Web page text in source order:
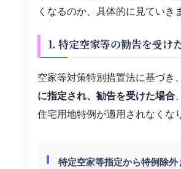
くなるのか、具体的に見ていき
1. 特定空家等の勧告を受け
空家等対策特別措置法に基づき、
に指定され、勧告を受けた場合
住宅用地特例が適用されなくな
特定空家等指定から特例除外